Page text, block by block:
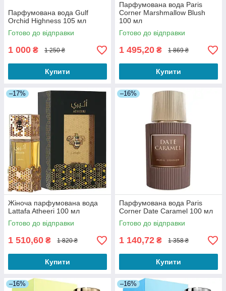
Парфумована вода Gulf
Orchid Highness 105 мл
Готово до відправки
1 000 ₴ 1 250 ₴
Купити
Парфумована вода Paris
Corner Marshmallow Blush
100 мл
Готово до відправки
1 495,20 ₴ 1 869 ₴
Купити
–17%
Жіноча парфумована вода
Lattafa Atheeri 100 мл
Готово до відправки
1 510,60 ₴ 1 820 ₴
Купити
–16%
Парфумована вода Paris
Corner Date Caramel 100 мл
Готово до відправки
1 140,72 ₴ 1 358 ₴
Купити
–16% –16%